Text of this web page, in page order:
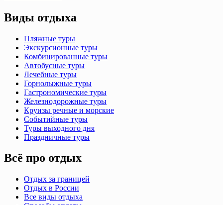
Виды отдыха
Пляжные туры
Экскурсионные туры
Комбинированные туры
Автобусные туры
Лечебные туры
Горнолыжные туры
Гастрономические туры
Железнодорожные туры
Круизы речные и морские
Событийные туры
Туры выходного дня
Праздничные туры
Всё про отдых
Отдых за границей
Отдых в России
Все виды отдыха